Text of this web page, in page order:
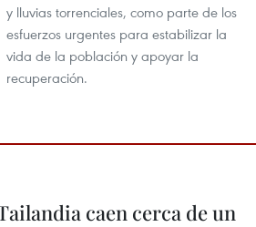
y lluvias torrenciales, como parte de los
esfuerzos urgentes para estabilizar la
vida de la población y apoyar la
recuperación.
caen cerca de un